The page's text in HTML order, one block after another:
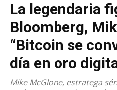
La legendaria
Bloomberg,
“Bitcoin se
día en oro
Mike McGlone, estratega